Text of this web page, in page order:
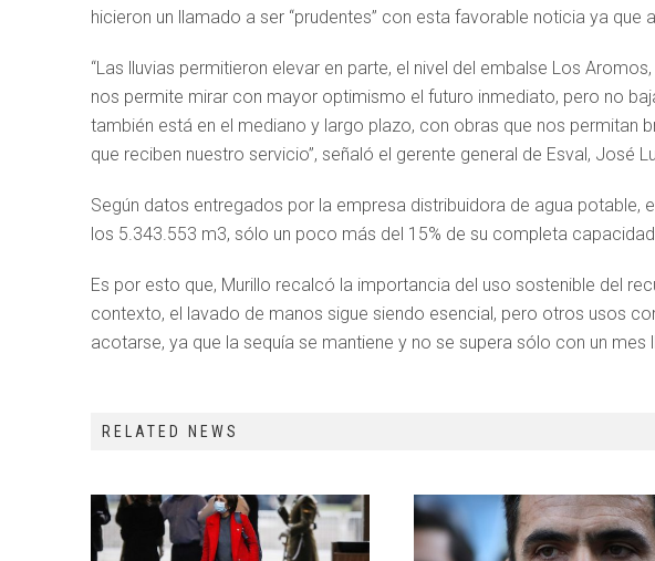
hicieron un llamado a ser “prudentes” con esta favorable noticia ya
“Las lluvias permitieron elevar en parte, el nivel del embalse Los
nos permite mirar con mayor optimismo el futuro inmediato, pero no
también está en el mediano y largo plazo, con obras que nos permitan
que reciben nuestro servicio”, señaló el gerente general de Esval, José
Según datos entregados por la empresa distribuidora de agua potable,
los 5.343.553 m3, sólo un poco más del 15% de su completa
Es por esto que, Murillo recalcó la importancia del uso sostenible del
contexto, el lavado de manos sigue siendo esencial, pero otros usos
acotarse, ya que la sequía se mantiene y no se supera sólo con un mes
RELATED NEWS